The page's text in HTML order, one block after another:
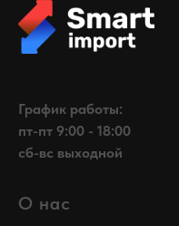
График работы:
пт-пт 9:00 - 18:00
сб-вс выходной
О нас